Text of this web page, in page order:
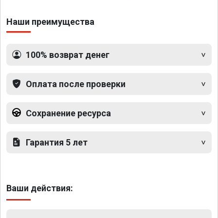
Наши преимущества
100% возврат денег
Оплата после проверки
Сохранение ресурса
Гарантия 5 лет
Ваши действия: